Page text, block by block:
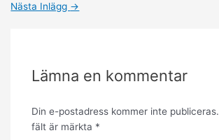
Nästa Inlägg →
Lämna en kommentar
Din e-postadress kommer inte publiceras.
fält är märkta *